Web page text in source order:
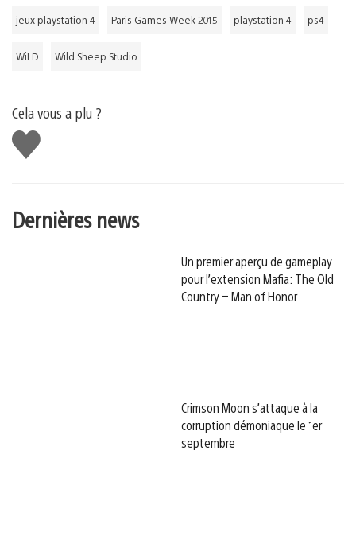
jeux playstation 4 Paris Games Week 2015 playstation 4 ps4
WiLD Wild Sheep Studio
Cela vous a plu ?
J'aime
Dernières news
Un premier aperçu de gameplay
pour l’extension Mafia: The Old
Country – Man of Honor
Crimson Moon s’attaque à la
corruption démoniaque le 1er
septembre